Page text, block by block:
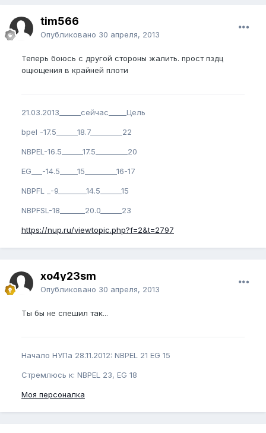
tim566
Опубликовано 30 апреля, 2013
Теперь боюсь с другой стороны жалить. прост пздц
ощющения в крайней плоти
21.03.2013______сейчас_____Цель
bpel -17.5______18.7_________22
NBPEL-16.5______17.5_________20
EG___-14.5_____15_________16-17
NBPFL _-9________14.5______15
NBPFSL-18_______20.0______23
https://nup.ru/viewtopic.php?f=2&t=2797
xo4y23sm
Опубликовано 30 апреля, 2013
Ты бы не спешил так...
Начало НУПа 28.11.2012: NBPEL 21 EG 15
Стремлюсь к: NBPEL 23, EG 18
Моя персоналка